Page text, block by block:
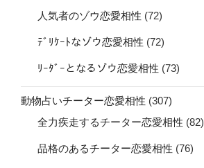
人気者のゾウ恋愛相性 (72)
ﾃﾞﾘｹｰﾄなゾウ恋愛相性 (72)
ﾘｰﾀﾞｰとなるゾウ恋愛相性 (73)
動物占いチーター恋愛相性 (307)
全力疾走するチーター恋愛相性 (82)
品格のあるチーター恋愛相性 (76)